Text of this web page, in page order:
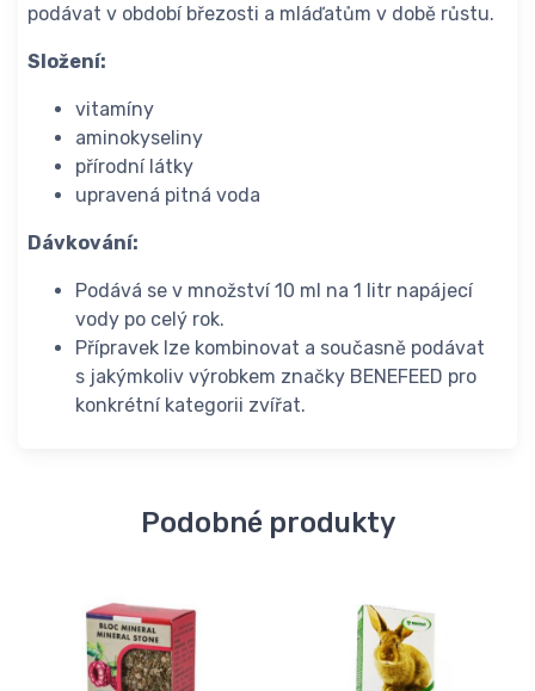
podávat v období březosti a mláďatům v době růstu.
Složení:
vitamíny
aminokyseliny
přírodní látky
upravená pitná voda
Dávkování:
Podává se v množství 10 ml na 1 litr napájecí
vody po celý rok.
Přípravek lze kombinovat a současně podávat
s jakýmkoliv výrobkem značky BENEFEED pro
konkrétní kategorii zvířat.
Podobné produkty